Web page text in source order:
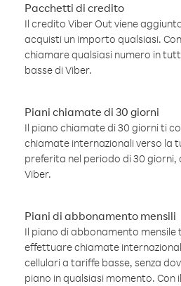
Pacchetti di credito
Il credito Viber Out viene
acquisti un importo qualsiasi.
chiamare qualsiasi numero in
basse di Viber.
Piani chiamate di 30 giorni
Il piano chiamate di 30 giorni ti
chiamate internazionali verso la
preferita nel periodo di 30 giorni,
Viber.
Piani di abbonamento mensili
Il piano di abbonamento
effettuare chiamate
cellulari a tariffe basse, senza
piano in qualsiasi momento. Con